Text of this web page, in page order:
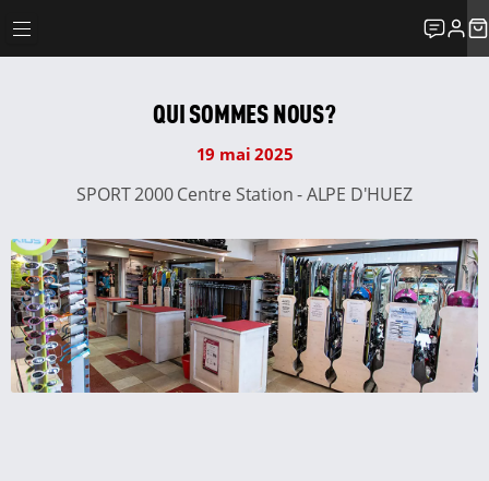
QUI SOMMES NOUS?
19 mai 2025
SPORT 2000 Centre Station - ALPE D'HUEZ